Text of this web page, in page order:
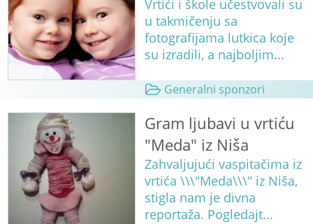
Vrtići i škole učestvovali su
u takmičenju sa
fotografijama lutkica koje
su izradili, a najboljim...
Generalni sponzori
Gram ljubavi u vrtiću
"Meda" iz Niša
Zahvaljujući vaspitačima iz
vrtića \\\"Meda\\\" iz Niša,
stigla nam je divna
reportaža. Pogledajt...